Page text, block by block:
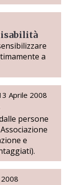
a
Aprile 2008
persone
e